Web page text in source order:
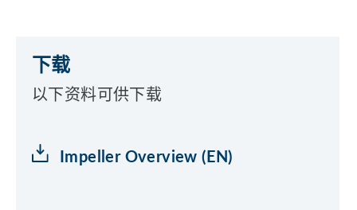
下载
以下资料可供下载
Impeller Overview (EN)